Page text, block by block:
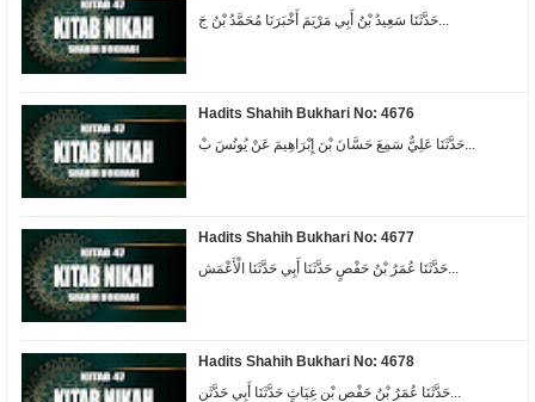
حَدَّثَنَا سَعِيدُ بْنُ أَبِي مَرْيَمَ أَخْبَرَنَا مُحَمَّدُ بْنُ جَ...
Hadits Shahih Bukhari No: 4676
حَدَّثَنَا عَلِيٌّ سَمِعَ حَسَّانَ بْنَ إِبْرَاهِيمَ عَنْ يُونُسَ بْ...
Hadits Shahih Bukhari No: 4677
حَدَّثَنَا عُمَرُ بْنُ حَفْصٍ حَدَّثَنَا أَبِي حَدَّثَنَا الْأَعْمَش...
Hadits Shahih Bukhari No: 4678
حَدَّثَنَا عُمَرُ بْنُ حَفْصِ بْنِ غِيَاثٍ حَدَّثَنَا أَبِي حَدَّثَن...